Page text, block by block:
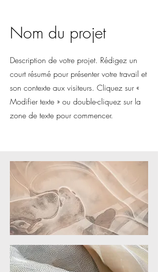
Nom du projet
Description de votre projet. Rédigez un
court résumé pour présenter votre travail et
son contexte aux visiteurs. Cliquez sur «
Modifier texte » ou double-cliquez sur la
zone de texte pour commencer.